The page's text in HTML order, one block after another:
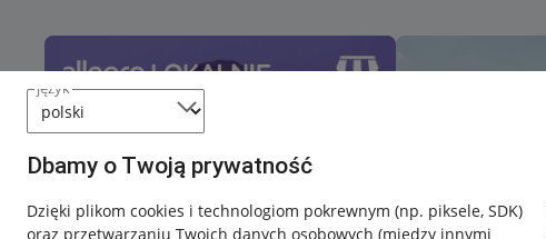
język
Dbamy o Twoją prywatność
Dzięki plikom cookies i technologiom pokrewnym (np. piksele, SDK)
oraz przetwarzaniu Twoich danych osobowych (między innymi